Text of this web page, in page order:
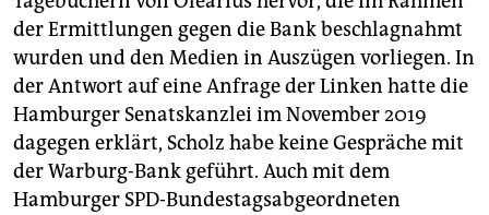
der Ermittlungen gegen die Bank beschlagnahmt
wurden und den Medien in Auszügen vorliegen. In
der Antwort auf eine Anfrage der Linken hatte die
Hamburger Senatskanzlei im November 2019
dagegen erklärt, Scholz habe keine Gespräche mit
der Warburg-Bank geführt. Auch mit dem
Hamburger SPD-Bundestagsabgeordneten